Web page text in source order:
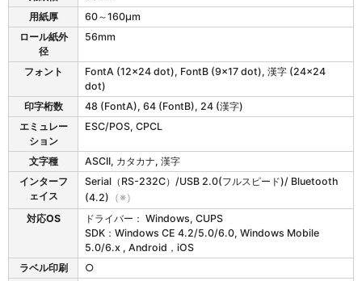
の
用紙厚
60～160μm
ロール紙外
径
56mm
フォント
FontA (12×24 dot), FontB (9×17 dot), 漢字 (24×24
dot)
印字桁数
48 (FontA), 64 (FontB), 24 (漢字)
エミュレー
ション
ESC/POS, CPCL
文字種
ASCII, カタカナ, 漢字
インターフ
ェイス
Serial（RS-232C）/USB 2.0(フルスピード)/ Bluetooth
(4.2) （※）
対応OS
ドライバー： Windows, CUPS
SDK：Windows CE 4.2/5.0/6.0, Windows Mobile
5.0/6.x , Android，iOS
ラベル印刷
○